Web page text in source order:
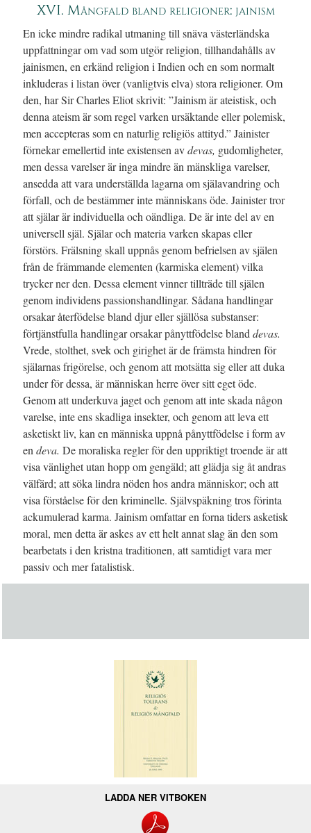
XVI. Mångfald bland religioner: jainism
En icke mindre radikal utmaning till snäva västerländska
uppfattningar om vad som utgör religion, tillhandahålls av
jainismen, en erkänd religion i Indien och en som normalt
inkluderas i listan över (vanligtvis elva) stora religioner. Om
den, har Sir Charles Eliot skrivit: ”Jainism är ateistisk, och
denna ateism är som regel varken ursäktande eller polemisk,
men accepteras som en naturlig religiös attityd.” Jainister
förnekar emellertid inte existensen avdevas, gudomligheter,
men dessa varelser är inga mindre än mänskliga varelser,
ansedda att vara underställda lagarna om själavandring och
förfall, och de bestämmer inte människans öde. Jainister tror
att själar är individuella och oändliga. De är inte del av en
universell själ. Själar och materia varken skapas eller
förstörs. Frälsning skall uppnås genom befrielsen av själen
från de främmande elementen (karmiska element) vilka
trycker ner den. Dessa element vinner tillträde till själen
genom individens passionshandlingar. Sådana handlingar
orsakar återfödelse bland djur eller själlösa substanser:
förtjänstfulla handlingar orsakar pånyttfödelse bland devas.
Vrede, stolthet, svek och girighet är de främsta hindren för
själarnas frigörelse, och genom att motsätta sig eller att duka
under för dessa, är människan herre över sitt eget öde.
Genom att underkuva jaget och genom att inte skada någon
varelse, inte ens skadliga insekter, och genom att leva ett
asketiskt liv, kan en människa uppnå pånyttfödelse i form av
en deva. De moraliska regler för den uppriktigt troende är att
visa vänlighet utan hopp om gengäld; att glädja sig åt andras
välfärd; att söka lindra nöden hos andra människor; och att
visa förståelse för den kriminelle. Självspäkning tros förinta
ackumulerad karma. Jainism omfattar en forna tiders asketisk
moral, men detta är askes av ett helt annat slag än den som
bearbetats i den kristna traditionen, att samtidigt vara mer
passiv och mer fatalistisk.
LADDA NER VITBOKEN